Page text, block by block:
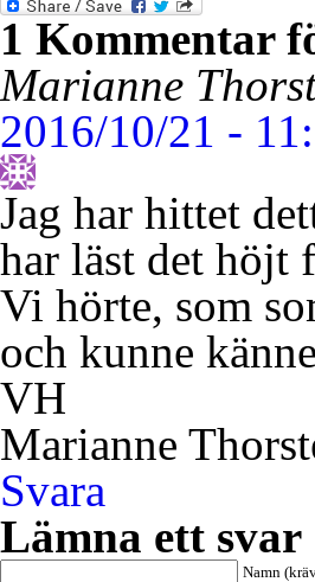
1 Kommentar
Marianne
2016/10/21 -
Jag har hittet
har läst det höjt
Vi hörte, som
och kunne
VH
Marianne
Svara
Lämna ett svar
Namn